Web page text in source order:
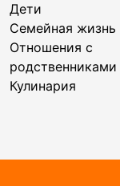
Дети
Семейная жизнь
Отношения с
родственниками
Кулинария